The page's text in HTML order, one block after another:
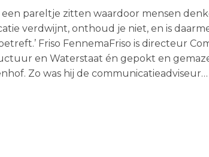
pareltje zitten waardoor mensen
verdwijnt, onthoud je niet, en is
Friso FennemaFriso is directeur
en Waterstaat én gepokt en
Zo was hij de communicatieadviseur…